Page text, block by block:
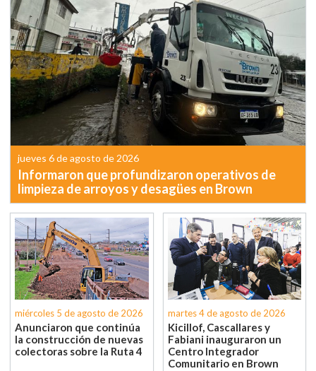
jueves 6 de agosto de 2026
Informaron que profundizaron operativos de
limpieza de arroyos y desagües en Brown
miércoles 5 de agosto de 2026
Anunciaron que continúa
la construcción de nuevas
colectoras sobre la Ruta 4
martes 4 de agosto de 2026
Kicillof, Cascallares y
Fabiani inauguraron un
Centro Integrador
Comunitario en Brown